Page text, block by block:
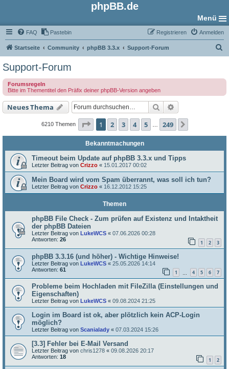
phpBB.de
Menü
FAQ Pastebin Anmelden
Registrieren
Startseite Community phpBB 3.3.x Support-Forum
e
Support-Forum
Forumsregeln
Bitte im Thementitel den Präfix deiner phpBB-Version angeben
Neues Thema Suche
6210 Themen Seite 1von 249
1 2 3 4 5 249
Bekanntmachungen
Timeout beim Update auf phpBB 3.3.x und Tipps
Letzter Beitrag von Crizzo « 15.01.2017 00:02
Mein Board wird vom Spam überrannt, was soll ich tun?
Letzter Beitrag von Crizzo « 16.12.2012 15:25
Themen
phpBB File Check - Zum prüfen auf Existenz und Intaktheit
der phpBB Dateien
Letzter Beitrag von LukeWCS « 07.06.2026 00:28
Antworten: 26 1 2 3
phpBB 3.3.16 (und höher) - Wichtige Hinweise!
Letzter Beitrag von LukeWCS « 25.05.2026 14:14
Antworten: 61 1 4 5 6 7
Probleme beim Hochladen mit FileZilla (Einstellungen und
Eigenschaften)
Letzter Beitrag von LukeWCS « 09.08.2024 21:25
Login im Board ist ok, aber plötzlich kein ACP-Login
möglich?
Letzter Beitrag von Scanialady « 07.03.2024 15:26
[3.3] Fehler bei E-Mail Versand
Letzter Beitrag von chris1278 « 09.08.2026 20:17
Antworten: 18 1 2